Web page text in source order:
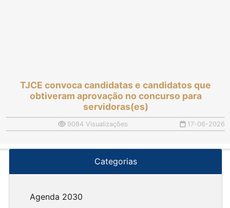
TJCE convoca candidatas e candidatos que
obtiveram aprovação no concurso para
servidoras(es)
9084 Visualizações 17-06-2026
Categorias
Agenda 2030